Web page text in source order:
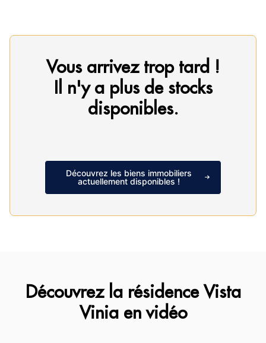
Vous arrivez trop tard !
Il n'y a plus de stocks
disponibles.
Découvrez les biens immobiliers
actuellement disponibles !
Découvrez la résidence Vista
Vinia en vidéo